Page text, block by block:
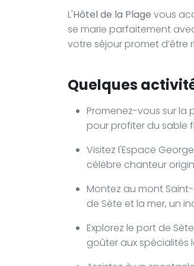
L'Hôtel de la Plage vous
se marie parfaitement
votre séjour promet
Quelques
Promenez-vous sur la
pour profiter du sable
Visitez l'Espace
célèbre chanteur
Montez au mont
de Sète et la mer, un
Explorez le port de
goûter aux spécialités